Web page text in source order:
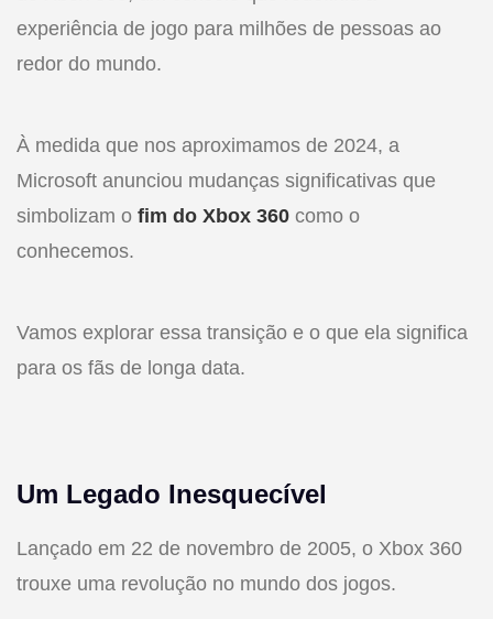
experiência de jogo para milhões de pessoas ao
redor do mundo.
À medida que nos aproximamos de 2024, a
Microsoft anunciou mudanças significativas que
simbolizam o fim do Xbox 360 como o
conhecemos.
Vamos explorar essa transição e o que ela significa
para os fãs de longa data.
Um Legado Inesquecível
Lançado em 22 de novembro de 2005, o Xbox 360
trouxe uma revolução no mundo dos jogos.